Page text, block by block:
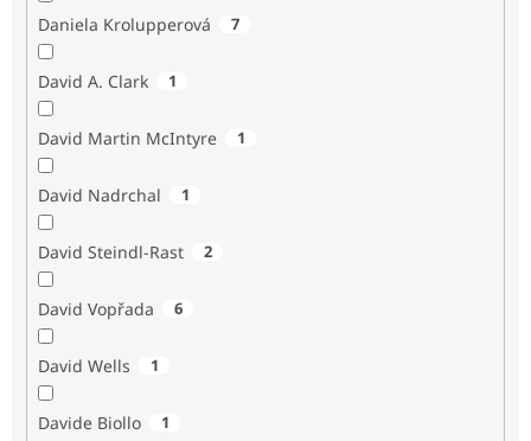
Daniela Krolupperová 7
David A. Clark 1
David Martin McIntyre 1
David Nadrchal 1
David Steindl-Rast 2
David Vopřada 6
David Wells 1
Davide Biollo 1